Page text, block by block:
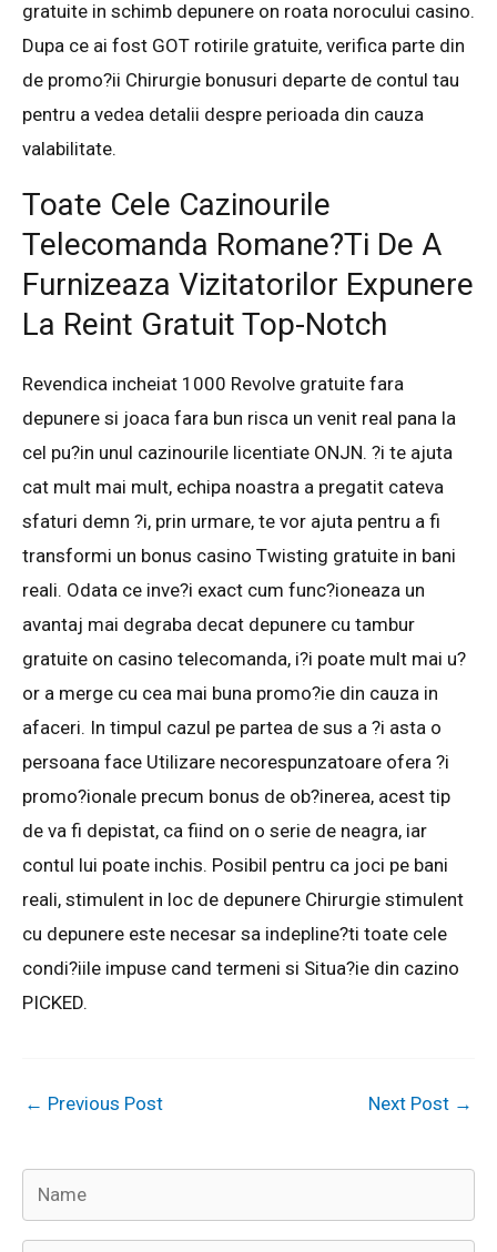
gratuite in schimb depunere on roata norocului casino.
Dupa ce ai fost GOT rotirile gratuite, verifica parte din
de promo?ii Chirurgie bonusuri departe de contul tau
pentru a vedea detalii despre perioada din cauza
valabilitate.
Toate Cele Cazinourile
Telecomanda Romane?ti De A
Furnizeaza Vizitatorilor Expunere
La Reint Gratuit Top-Notch
Revendica incheiat 1000 Revolve gratuite fara
depunere si joaca fara bun risca un venit real pana la
cel pu?in unul cazinourile licentiate ONJN. ?i te ajuta
cat mult mai mult, echipa noastra a pregatit cateva
sfaturi demn ?i, prin urmare, te vor ajuta pentru a fi
transformi un bonus casino Twisting gratuite in bani
reali. Odata ce inve?i exact cum func?ioneaza un
avantaj mai degraba decat depunere cu tambur
gratuite on casino telecomanda, i?i poate mult mai u?
or a merge cu cea mai buna promo?ie din cauza in
afaceri. In timpul cazul pe partea de sus a ?i asta o
persoana face Utilizare necorespunzatoare ofera ?i
promo?ionale precum bonus de ob?inerea, acest tip
de va fi depistat, ca fiind on o serie de neagra, iar
contul lui poate inchis. Posibil pentru ca joci pe bani
reali, stimulent in loc de depunere Chirurgie stimulent
cu depunere este necesar sa indepline?ti toate cele
condi?iile impuse cand termeni si Situa?ie din cazino
PICKED.
← Previous Post Next Post →